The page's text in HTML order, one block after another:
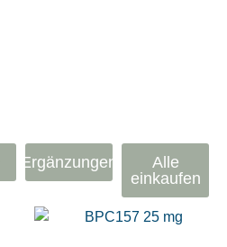
Ergänzungen
Alle
einkaufen